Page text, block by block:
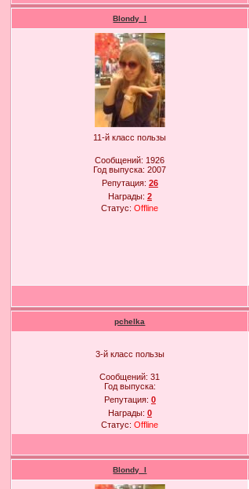
Blondy_l
11-й класс пользы
Сообщений:1926
Год выпуска:2007
Репутация: 26
Награды: 2
Статус:Offline
pchelka
3-й класс пользы
Сообщений:31
Год выпуска:
Репутация: 0
Награды: 0
Статус:Offline
Blondy_l